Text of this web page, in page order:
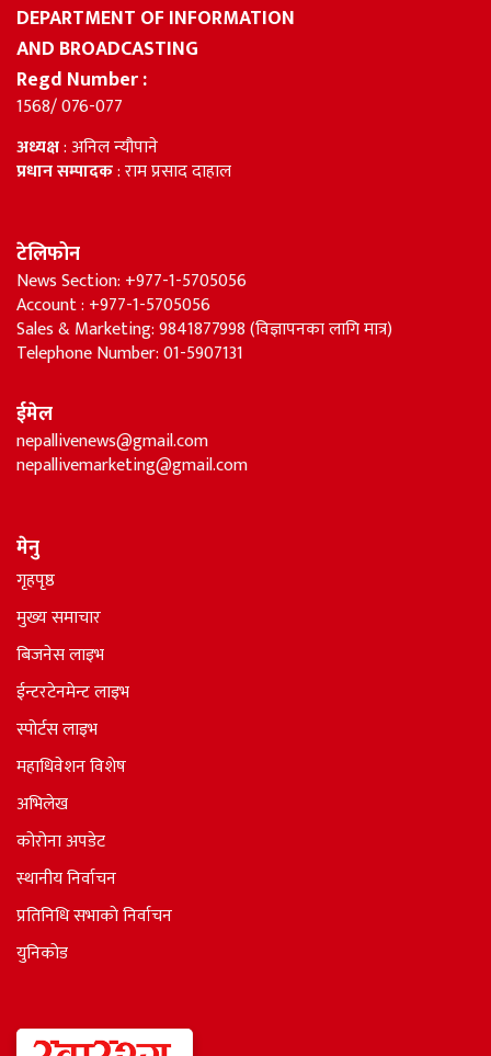
DEPARTMENT OF INFORMATION
AND BROADCASTING
Regd Number :
1568/ 076-077
अध्यक्ष: अनिल न्यौपाने
प्रधान सम्पादक: राम प्रसाद दाहाल
टेलिफोन
News Section: +977-1-5705056
Account : +977-1-5705056
Sales & Marketing: 9841877998 (विज्ञापनका लागि मात्र)
Telephone Number: 01-5907131
ईमेल
nepallivenews@gmail.com
nepallivemarketing@gmail.com
मेनु
गृहपृष्ठ
मुख्य समाचार
बिजनेस लाइभ
ईन्टरटेनमेन्ट लाइभ
स्पोर्टस लाइभ
महाधिवेशन विशेष
अभिलेख
कोरोना अपडेट
स्थानीय निर्वाचन
प्रतिनिधि सभाकाे निर्वाचन
युनिकोड